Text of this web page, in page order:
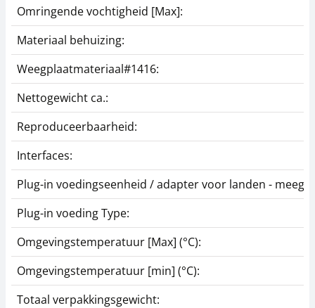
Omringende vochtigheid [Max]:
Materiaal behuizing:
Weegplaatmateriaal#1416:
Nettogewicht ca.:
Reproduceerbaarheid:
Interfaces:
Plug-in voedingseenheid / adapter voor landen -
Plug-in voeding Type:
Omgevingstemperatuur [Max] (°C):
Omgevingstemperatuur [min] (°C):
Totaal verpakkingsgewicht: